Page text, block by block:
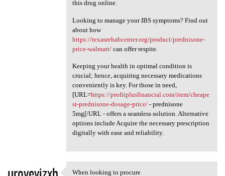
this drug online.
Looking to manage your IBS symptoms? Find out
about how
https://texasrehabcenter.org/product/prednisone-
price-walmart/can offer respite.
Keeping your health in optimal condition is
crucial; hence, acquiring necessary medications
conveniently is key. For those in need,
[URL=https://profitplusfinancial.com/item/cheape
st-prednisone-dosage-price/- prednisone
5mg[/URL - offers a seamless solution. Alternative
options include Acquire the necessary prescription
digitally with ease and reliability.
When looking to procure